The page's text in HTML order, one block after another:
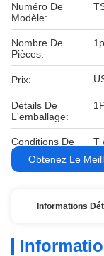
Numéro De
Modèle:
Nombre De
Pièces:
Prix:
Détails De
L'emballage:
Conditions De
Paiement:
T
Obtenez Le
Informations